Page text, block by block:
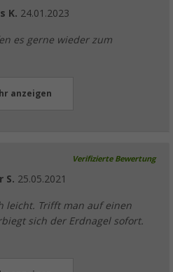
K. 24.01.2023
es gerne wieder zum
anzeigen
Verifizierte Bewertung
S. 25.05.2021
leicht. Trifft man auf einen
sich der Erdnagel sofort.